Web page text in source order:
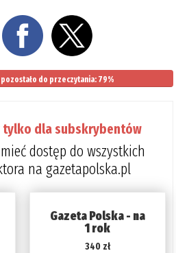
pozostało do przeczytania: 79%
tylko dla subskrybentów
dostęp do wszystkich
na gazetapolska.pl
Gazeta Polska - na
1 rok
340 zł